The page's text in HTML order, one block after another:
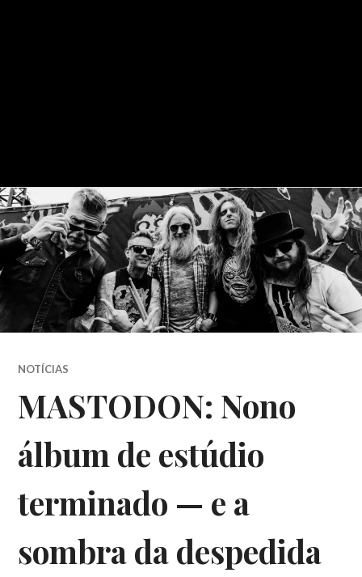
NOTÍCIAS
MASTODON: Nono
álbum de estúdio
terminado — e a
sombra da despedida